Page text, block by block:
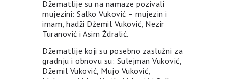
Džematlije su na namaze pozivali
mujezini: Salko Vuković – mujezin i
imam, hadži Džemil Vuković, Nezir
Turanović i Asim Ždralić.
Džematlije koji su posebno zaslužni za
gradnju i obnovu su: Sulejman Vuković,
Džemil Vuković, Mujo Vuković,